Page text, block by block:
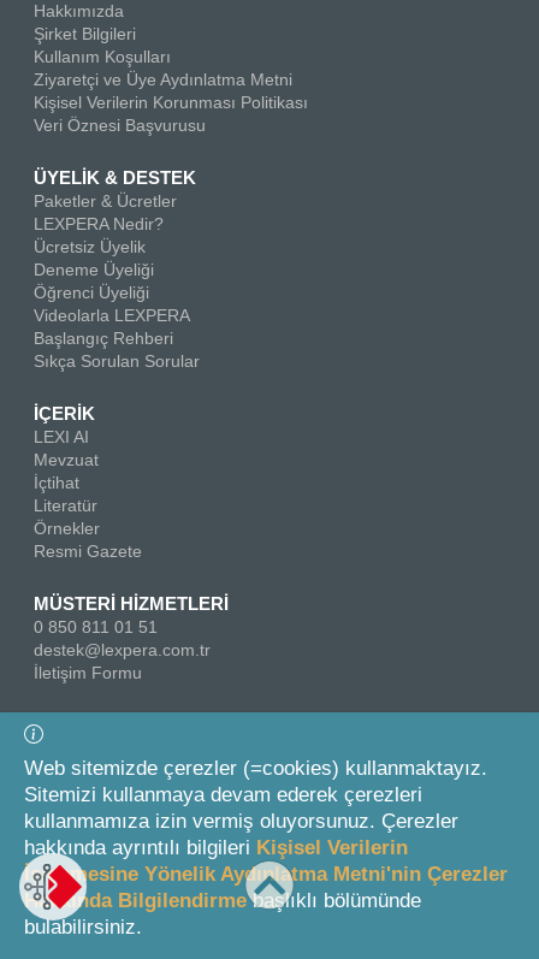
Hakkımızda
Şirket Bilgileri
Kullanım Koşulları
Ziyaretçi ve Üye Aydınlatma Metni
Kişisel Verilerin Korunması Politikası
Veri Öznesi Başvurusu
ÜYELİK & DESTEK
Paketler & Ücretler
LEXPERA Nedir?
Ücretsiz Üyelik
Deneme Üyeliği
Öğrenci Üyeliği
Videolarla LEXPERA
Başlangıç Rehberi
Sıkça Sorulan Sorular
İÇERİK
LEXI AI
Mevzuat
İçtihat
Literatür
Örnekler
Resmi Gazete
MÜSTERİ HİZMETLERİ
0 850 811 01 51
destek@lexpera.com.tr
İletişim Formu
Bizi Takip Edin
© 2026 On İki Levha Yayıncılık A.Ş.
Web sitemizde çerezler (=cookies) kullanmaktayız.
Sitemizi kullanmaya devam ederek çerezleri
kullanmamıza izin vermiş oluyorsunuz. Çerezler
hakkında ayrıntılı bilgileri Kişisel Verilerin
İşlenmesine Yönelik Aydınlatma Metni'nin Çerezler
Hakkında Bilgilendirmebaşlıklı bölümünde
bulabilirsiniz.